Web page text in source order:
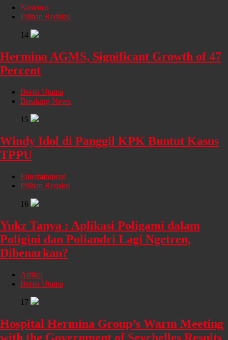
Nasional
Pilihan Redaksi
14
Hermina AGMS, Significant Growth of 47
Percent
Berita Utama
Breaking News
15
Windy Idol di Panggil KPK Buntut Kasus
TPPU
Entertainment
Pilihan Redaksi
16
Yukz Tanya : Aplikasi Poligami dalam
Poligini dan Poliandri Lagi Ngetren,
Dibenarkan?
Artikel
Berita Utama
17
Hospital Hermina Group’s Warm Meeting
with the Government of Seychelles Results